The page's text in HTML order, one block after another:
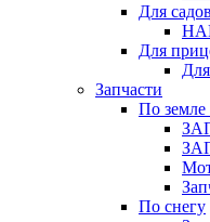
Для
Для
Запчасти
По земле
По снегу